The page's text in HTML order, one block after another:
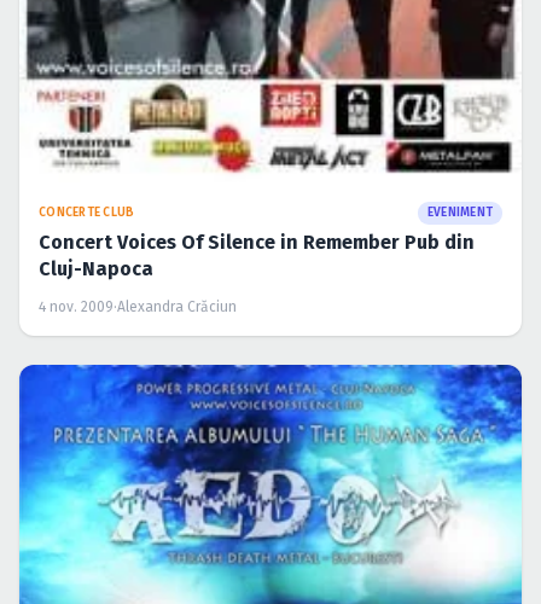
CONCERTE CLUB EVENIMENT
Concert Voices Of Silence in Remember Pub din
Cluj-Napoca
4 nov. 2009·Alexandra Crăciun